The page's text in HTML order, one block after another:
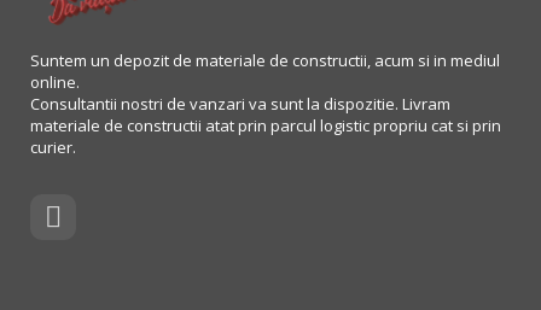
Suntem un depozit de materiale de constructii, acum si in mediul
online.
Consultantii nostri de vanzari va sunt la dispozitie. Livram
materiale de constructii atat prin parcul logistic propriu cat si prin
curier.